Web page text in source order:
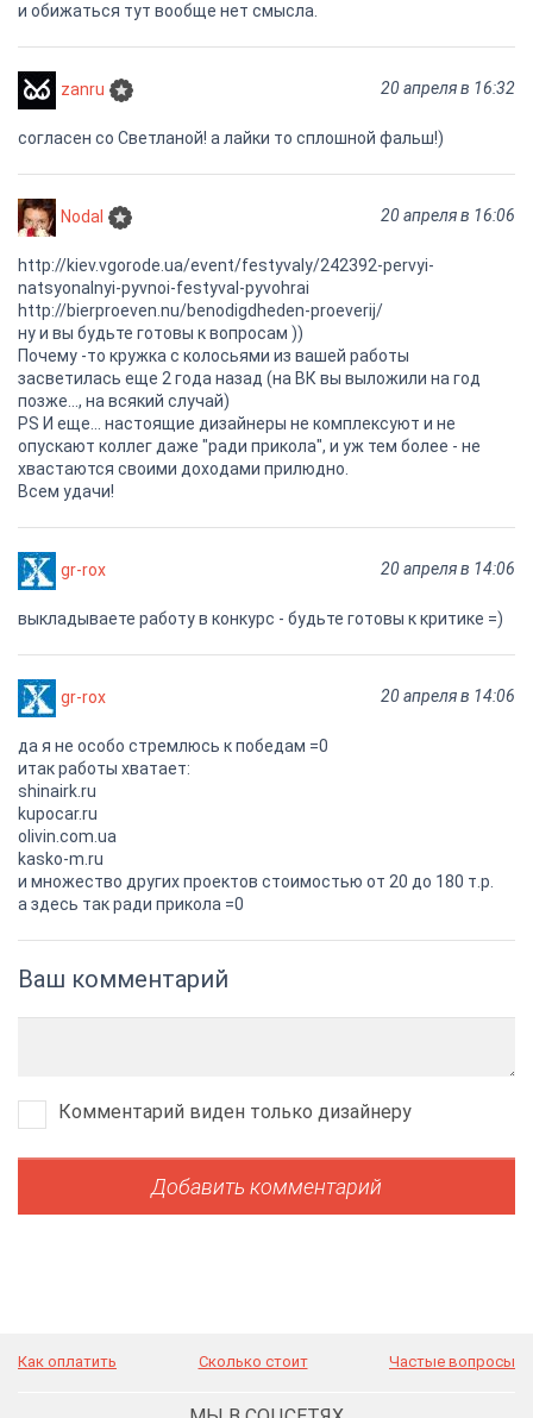
и обижаться тут вообще нет смысла.
20 апреля в 16:32
zanru
согласен со Светланой! а лайки то сплошной фальш!)
20 апреля в 16:06
Nodal
http://kiev.vgorode.ua/event/festyvaly/242392-pervyi-
natsyonalnyi-pyvnoi-festyval-pyvohrai
http://bierproeven.nu/benodigdheden-proeverij/
ну и вы будьте готовы к вопросам ))
Почему -то кружка с колосьями из вашей работы
засветилась еще 2 года назад (на ВК вы выложили на год
позже..., на всякий случай)
PS И еще... настоящие дизайнеры не комплексуют и не
опускают коллег даже "ради прикола", и уж тем более - не
хвастаются своими доходами прилюдно.
Всем удачи!
20 апреля в 14:06
gr-rox
выкладываете работу в конкурс - будьте готовы к критике =)
20 апреля в 14:06
gr-rox
да я не особо стремлюсь к победам =0
итак работы хватает:
shinairk.ru
kupocar.ru
olivin.com.ua
kasko-m.ru
и множество других проектов стоимостью от 20 до 180 т.р.
а здесь так ради прикола =0
Ваш комментарий
Комментарий виден только дизайнеру
Как оплатить Сколько стоит Частые вопросы